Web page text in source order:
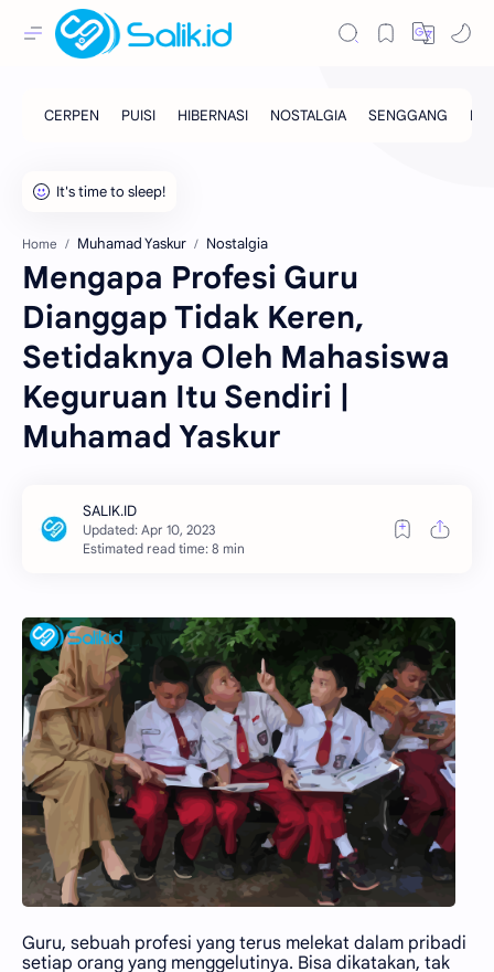
Home Muhamad Yaskur Nostalgia
Mengapa Profesi Guru
Dianggap Tidak Keren,
Setidaknya Oleh Mahasiswa
Keguruan Itu Sendiri |
Muhamad Yaskur
Estimated read time: 8 min
Guru, sebuah profesi yang terus melekat dalam pribadi
setiap orang yang menggelutinya. Bisa dikatakan, tak